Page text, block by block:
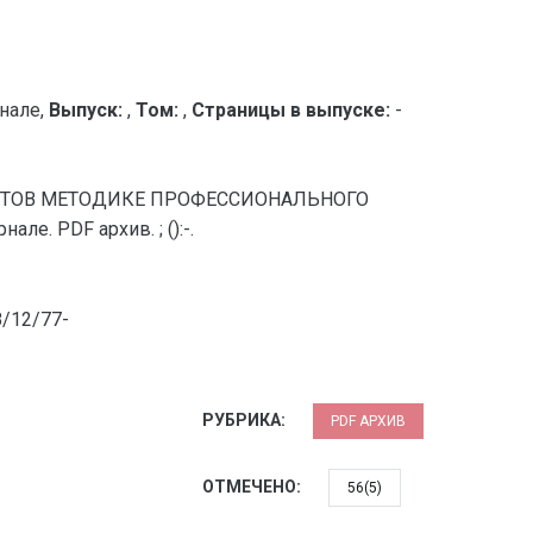
Выпуск: , Том: , Страницы в выпуске: -
МЕТОДИКЕ ПРОФЕССИОНАЛЬНОГО
PDF архив. ; ():-.
12/77-
РУБРИКА: PDF АРХИВ
ОТМЕЧЕНО: 56(5)